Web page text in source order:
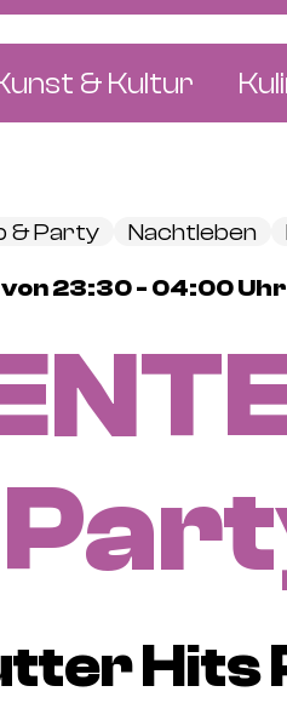
& Kultur
& Party Nachtleben
23:30 - 04:00 Uhr
Hits